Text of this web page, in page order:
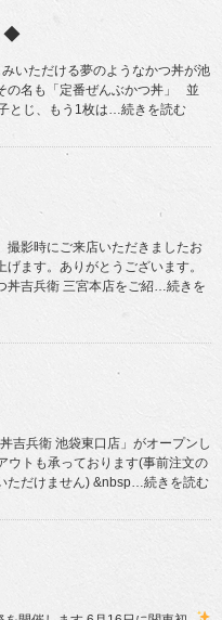
◆
いただける夢のようなかつ丼が池
の名も「定番ぜんぶかつ丼」 並
とじ、もう1枚は…続きを読む
撮影時にご来店いただきましたお
げます。ありがとうございます。
丼吉兵衛 三宮本店をご紹…続きを
吉兵衛 池袋東口店」がオープンし
ウトも承っております(事前注文の
ただけません) &nbsp…続きを読む